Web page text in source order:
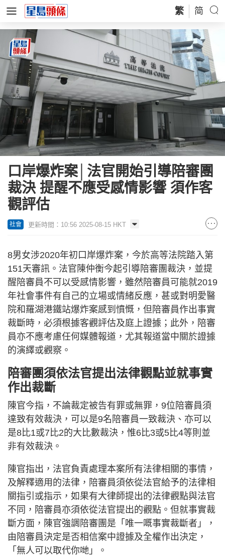
繁 简
口岸爆炸案│法官開始引導陪審團
裁決 提醒不應受感情影響 須作客
觀評估
社會 更新時間：10:56 2025-08-15 HKT
8男女涉2020年初口岸爆炸案，今於高等法院踏入第
151天審訊。法官陳仲衡今起引導陪審團裁決，並提
醒陪審員不可以受感情影響，雖然陪審員可能就2019
年社會事件有自己的立場或情緒反應，甚或對明愛醫
院和羅湖港鐵站爆炸案感到憤慨，但陪審員作出事實
裁斷時，必須根據客觀評估及庭上證據；此外，陪審
員亦不應考慮任何媒體報道，尤其報道當中關於證據
的演繹或觀察。
陪審團須依法官提出法律觀點並就事實
作出裁斷
陳官今指，不論裁定被告有罪或無罪，9位陪審員須
達致有效裁決，可以是9名陪審員一致裁決、亦可以
是8比1或7比2的大比數裁決，惟6比3或5比4等則並
非有效裁決。
陳官指出，法官負責處理本案所有法律相關的事情，
及解釋適用的法律，陪審員須依從法官給予的法律相
關指引或指示，如果有大律師提出的法律觀點與法官
不同，陪審員亦須依從法官提出的觀點。但就事實裁
斷方面，陳官強調陪審團是「唯一嘅事實裁斷者」，
由陪審員決定是否相信案中證據及全權作出決定，
「無人可以取代你哋」。